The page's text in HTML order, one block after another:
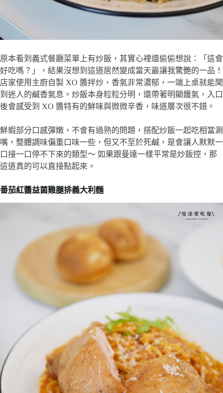
原本看到義式餐廳菜單上有炒飯，其實心裡還偷偷想說：「這會
好吃嗎？」，結果沒想到這道居然變成當天最讓我驚艷的一品！
店家使用主廚自製 XO 醬拌炒，香氣非常濃郁，一端上桌就能聞
到迷人的鹹香氣息。炒飯本身粒粒分明，還帶著明顯鑊氣，入口
後會感受到 XO 醬特有的鮮味與微微辛香，味道層次很不錯。
鮮蝦部分口感彈嫩，不會有過熟的問題，搭配炒飯一起吃相當涮
嘴，整體調味偏重口味一些，但又不至於死鹹，是會讓人默默一
口接一口停不下來的類型～ 如果跟曼達一樣平常是炒飯控，那
這道真的可以直接點起來。
番茄紅醬益菌雞腿排義大利麵